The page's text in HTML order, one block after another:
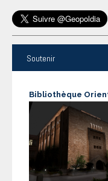
Soutenir
Bibliothèque